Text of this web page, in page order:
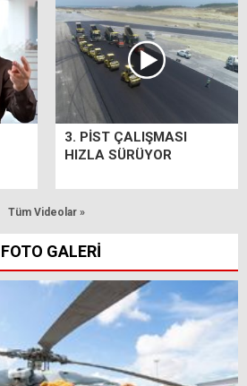
3. PİST ÇALIŞMASI
HIZLA SÜRÜYOR
Tüm Videolar »
FOTO GALERİ